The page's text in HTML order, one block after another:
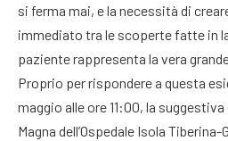
si ferma mai, e la necessità di
immediato tra le scoperte fatte in
paziente rappresenta la vera
Proprio per rispondere a questa
maggio alle ore 11:00, la
Magna dell’Ospedale Isola